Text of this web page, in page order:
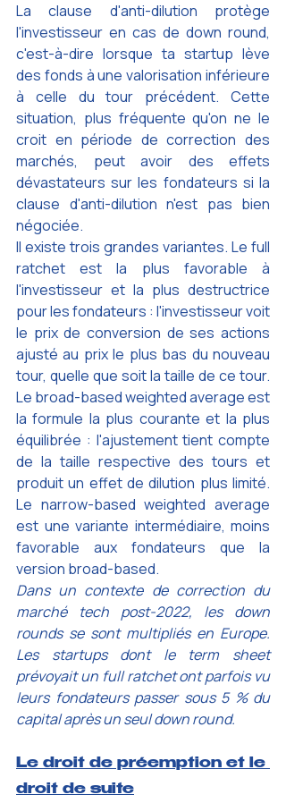
La clause d'anti-dilution protège
l'investisseur en cas de down round,
c'est-à-dire lorsque ta startup lève
des fonds à une valorisation inférieure
à celle du tour précédent. Cette
situation, plus fréquente qu'on ne le
croit en période de correction des
marchés, peut avoir des effets
dévastateurs sur les fondateurs si la
clause d'anti-dilution n'est pas bien
négociée.
Il existe trois grandes variantes. Le full
ratchet est la plus favorable à
l'investisseur et la plus destructrice
pour les fondateurs : l'investisseur voit
le prix de conversion de ses actions
ajusté au prix le plus bas du nouveau
tour, quelle que soit la taille de ce tour.
Le broad-based weighted average est
la formule la plus courante et la plus
équilibrée : l'ajustement tient compte
de la taille respective des tours et
produit un effet de dilution plus limité.
Le narrow-based weighted average
est une variante intermédiaire, moins
favorable aux fondateurs que la
version broad-based.
Dans un contexte de correction du
marché tech post-2022, les down
rounds se sont multipliés en Europe.
Les startups dont le term sheet
prévoyait un full ratchet ont parfois vu
leurs fondateurs passer sous 5 % du
capital après un seul down round.
Le droit de préemption et le
droit de suite